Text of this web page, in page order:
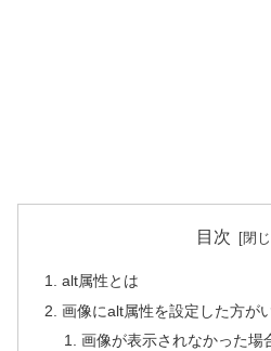
目次
alt属性とは
画像にalt属性を設定した方が
画像が表示されなかった場